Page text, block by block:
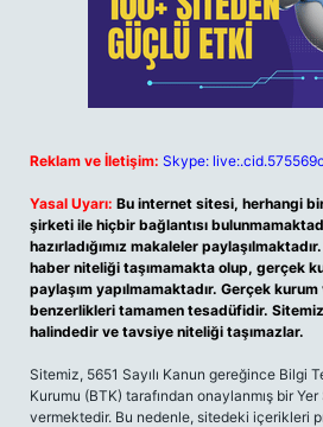
Reklam ve İletişim: Skype:
Yasal Uyarı: Bu internet sitesi, herhangi
şirketi ile hiçbir bağlantısı
hazırladığımız makaleler
haber niteliği taşımamakta olup, gerçek
paylaşım yapılmamaktadır. Gerçek
benzerlikleri tamamen tesadüfidir.
halindedir ve tavsiye niteliği taşımazlar.
Sitemiz, 5651 Sayılı Kanun gereğince Bilgi
Kurumu (BTK) tarafından onaylanmış bir
vermektedir. Bu nedenle, sitedeki içerikleri